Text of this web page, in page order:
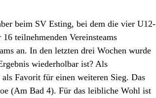
beim SV Esting, bei dem die vier U12-
teilnehmenden Vereinsteams
an. In den letzten drei Wochen wurde
wiederholbar ist? Als
Favorit für einen weiteren Sieg. Das
(Am Bad 4). Für das leibliche Wohl ist